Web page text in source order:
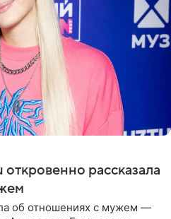
рассказала
об отношениях с мужем —